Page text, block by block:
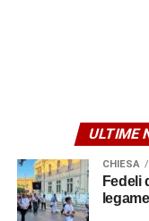
ULTIME
CHIESA
Fedeli